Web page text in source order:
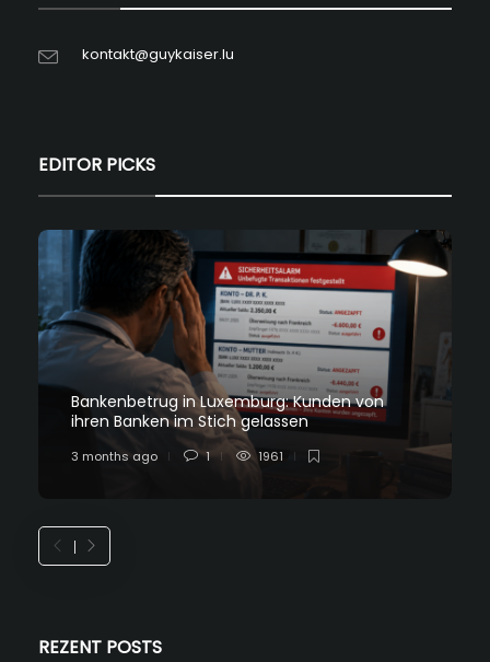
kontakt@guykaiser.lu
EDITOR PICKS
Bankenbetrug in Luxemburg: Kunden von
ihren Banken im Stich gelassen
3 months ago 1 1961
REZENT POSTS